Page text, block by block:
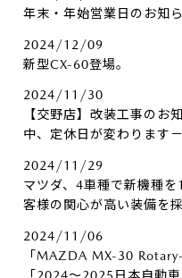
年末・年始営業日のお知
2024/12/09
新型CX-60登場。
2024/11/30
【交野店】改装工事のお
中、定休日が変わります－
2024/11/29
マツダ、4車種で新機種
客様の関心が高い装備を
2024/11/06
「MAZDA MX-30